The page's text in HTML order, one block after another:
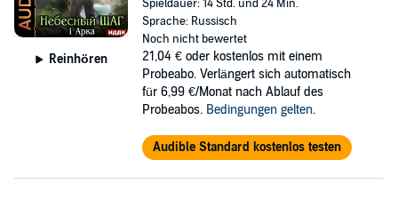
Аудиокнига. Героическое фэнтези. Приключения. Боевое
фэнтези.
Please note: This audiobook is in Russian.
©2020 IDDK (P)2020 IDDK
Reinhören
Spieldauer: 14 Std. und 24 Min.
Sprache: Russisch
Noch nicht bewertet
21,04 € oder kostenlos mit einem
Probeabo. Verlängert sich automatisch
für 6,99 €/Monat nach Ablauf des
Probeabos. Bedingungen gelten.
Audible Standard kostenlos testen